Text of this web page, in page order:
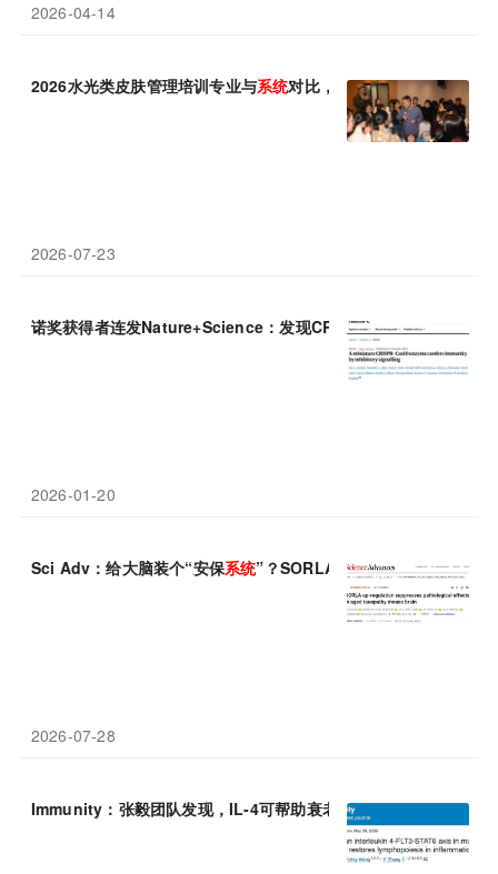
2026-04-14
2026水光类皮肤管理培训专业与系统对比，机构择校指南！
2026-07-23
诺奖获得者连发Nature+Science：发现CRISPR新型“警报
2026-01-20
Sci Adv：给大脑装个“安保系统”？SORLA蛋白这样对抗tau蛋白
2026-07-28
Immunity：张毅团队发现，IL-4可帮助衰老的造血系统“返老还童”